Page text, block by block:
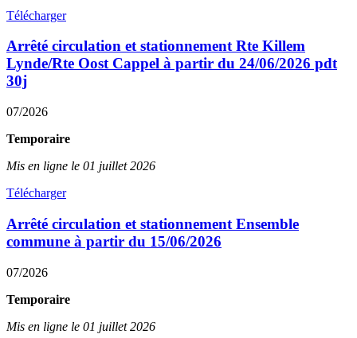
Télécharger
Arrêté circulation et stationnement Rte Killem
Lynde/Rte Oost Cappel à partir du 24/06/2026 pdt
30j
07/2026
Temporaire
Mis en ligne le 01 juillet 2026
Télécharger
Arrêté circulation et stationnement Ensemble
commune à partir du 15/06/2026
07/2026
Temporaire
Mis en ligne le 01 juillet 2026